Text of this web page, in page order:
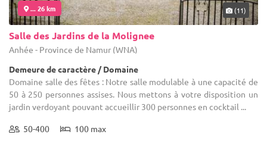
... 26 km (11)
Salle des Jardins de la Molignee
Anhée - Province de Namur (WNA)
Demeure de caractère / Domaine
Domaine salle des fêtes : Notre salle modulable à une capacité de
50 à 250 personnes assises. Nous mettons à votre disposition un
jardin verdoyant pouvant accueillir 300 personnes en cocktail ...
50-400 100 max